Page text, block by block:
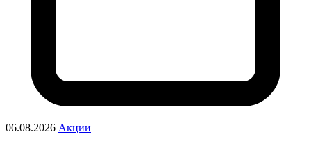
06.08.2026 Акции